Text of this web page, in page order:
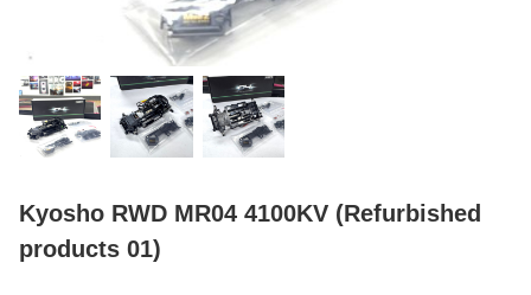
Kyosho RWD MR04 4100KV (Refurbished
products 01)